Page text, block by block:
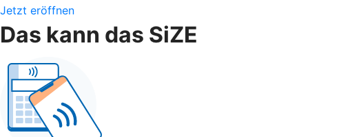
Jetzt eröffnen
Das kann das SiZE